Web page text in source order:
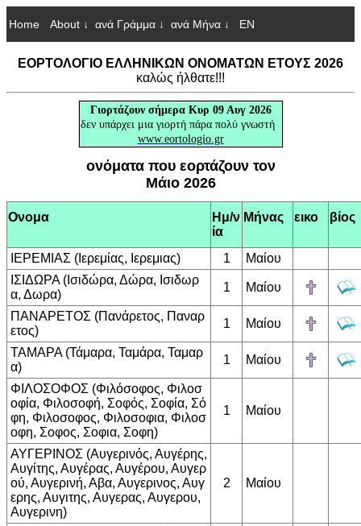
Home About ↓ ανά Γράμμα ↓ ανά Μήνα ↓ EN
ΕΟΡΤΟΛΟΓΙΟ ΕΛΛΗΝΙΚΩΝ ΟΝΟΜΑΤΩΝ ΕΤΟΥΣ 2026
καλώς ήλθατε!!!
Γιορτάζουν σήμερα Κυρ 09 Αυγ 2026
δεν υπάρχει μια γιορτή πάρα πολύ γνωστή
www.eortologio.gr
ονόματα που εορτάζουν τον
Μάιο 2026
Ονομα
Ημ/ν
ία
Μήνας εικο βίος
ΙΕΡΕΜΙΑΣ (Ιερεμίας, Ιερεμιας) 1
Μαίου
ΙΣΙΔΩΡΑ (Ισιδώρα, Δώρα, Ισιδωρ
α, Δωρα)
1 Μαίου
ΠΑΝΑΡΕΤΟΣ (Πανάρετος, Παναρ
ετος)
1 Μαίου
ΤΑΜΑΡΑ (Τάμαρα, Ταμάρα, Ταμαρ
α)
1 Μαίου
ΦΙΛΟΣΟΦΟΣ (Φιλόσοφος, Φιλοσ
οφία, Φιλοσοφή, Σοφός, Σοφία, Σό
φη, Φιλοσοφος, Φιλοσοφια, Φιλοσ
οφη, Σοφος, Σοφια, Σοφη)
1 Μαίου
ΑΥΓΕΡΙΝΟΣ (Αυγερινός, Αυγέρης,
Αυγίτης, Αυγέρας, Αυγέρου, Αυγερ
ού, Αυγερινή, Αβα, Αυγερινος, Αυγ
ερης, Αυγιτης, Αυγερας, Αυγερου,
Αυγερινη)
2 Μαίου